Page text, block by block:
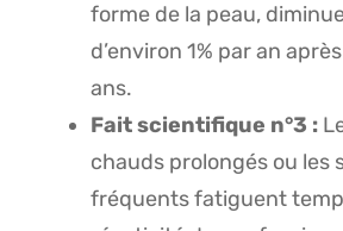
forme de la peau,
d’environ 1% par an
ans.
Fait scientifique n°3 :
chauds prolongés ou les
fréquents fatiguent